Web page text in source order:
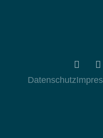
Datenschutz